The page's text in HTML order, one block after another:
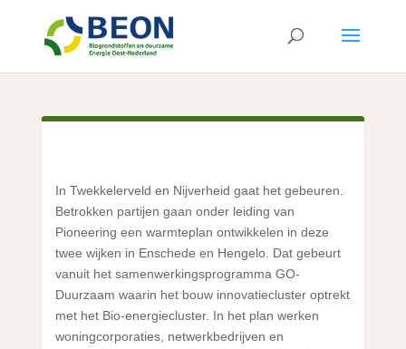
In Twekkelerveld en Nijverheid gaat het gebeuren.
Betrokken partijen gaan onder leiding van
Pioneering een warmteplan ontwikkelen in deze
twee wijken in Enschede en Hengelo. Dat gebeurt
vanuit het samenwerkingsprogramma GO-
Duurzaam waarin het bouw innovatiecluster optrekt
met het Bio-energiecluster. In het plan werken
woningcorporaties, netwerkbedrijven en